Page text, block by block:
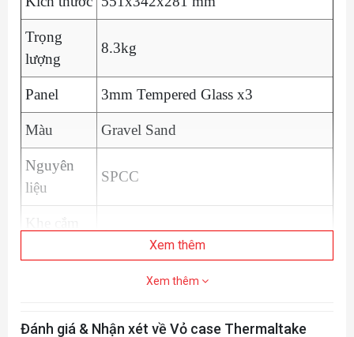
Trọng
lượng
8.3kg
Panel 3mm Tempered Glass x3
Màu Gravel Sand
Nguyên
liệu
SPCC
Khe cắm
4
6.7” x 6.7” (Mini ITX), 9.6” x 9.6”
Xem thêm
Xem thêm
Đánh giá & Nhận xét về Vỏ case Thermaltake